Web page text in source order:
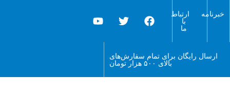
خبرنامه
ارتباط
با
ما
ارسال رایگان برای تمام سفارش‌های
بالای ۵۰۰ هزار تومان